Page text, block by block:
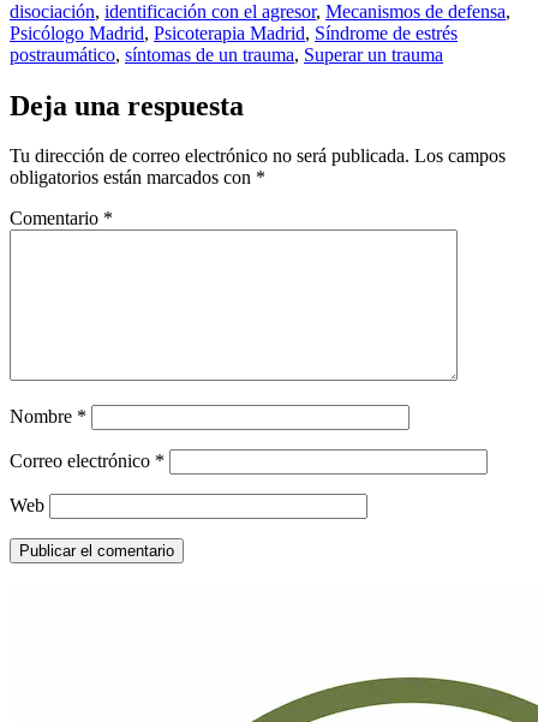
disociación, identificación con el agresor, Mecanismos de defensa,
Psicólogo Madrid, Psicoterapia Madrid, Síndrome de estrés
postraumático, síntomas de un trauma, Superar un trauma
Deja una respuesta
Tu dirección de correo electrónico no será publicada. Los campos
obligatorios están marcados con *
Comentario *
Nombre *
Correo electrónico *
Web